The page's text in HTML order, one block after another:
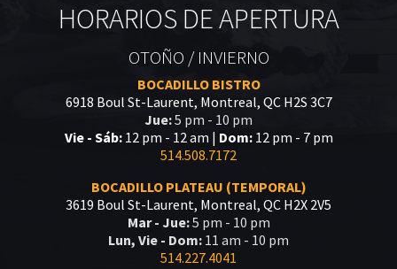
HORARIOS DE APERTURA
OTOÑO / INVIERNO
BOCADILLO BISTRO
6918 Boul St-Laurent, Montreal, QC H2S 3C7
Jue:5 pm - 10 pm
Vie - Sáb:12 pm - 12 am | Dom:12 pm - 7 pm
514.508.7172
BOCADILLO PLATEAU (TEMPORAL)
3619 Boul St-Laurent, Montreal, QC H2X 2V5
Mar - Jue:5 pm - 10 pm
Lun, Vie - Dom: 11 am - 10 pm
514.227.4041